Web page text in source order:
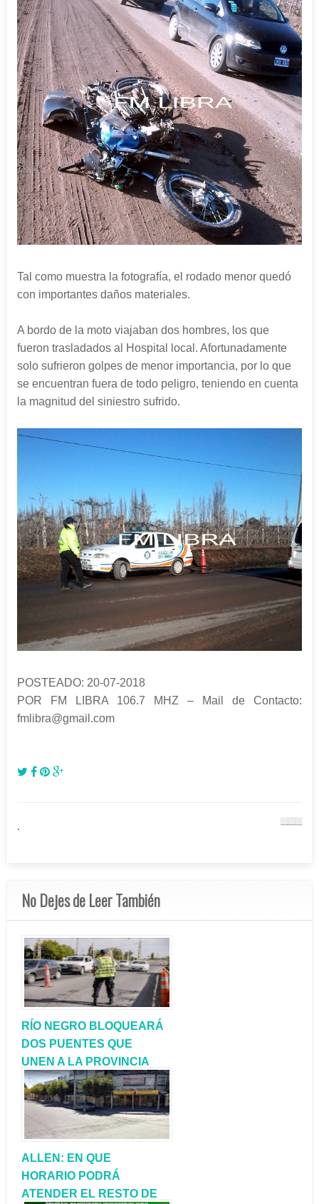
Tal como muestra la fotografía, el rodado menor quedó
con importantes daños materiales.
A bordo de la moto viajaban dos hombres, los que
fueron trasladados al Hospital local. Afortunadamente
solo sufrieron golpes de menor importancia, por lo que
se encuentran fuera de todo peligro, teniendo en cuenta
la magnitud del siniestro sufrido.
POSTEADO: 20-07-2018
POR FM LIBRA 106.7 MHZ – Mail de Contacto:
fmlibra@gmail.com
.
No Dejes de Leer También
RÍO NEGRO BLOQUEARÁ
DOS PUENTES QUE
UNEN A LA PROVINCIA
CON NEUQUÉN
ALLEN: EN QUE
HORARIO PODRÁ
ATENDER EL RESTO DE